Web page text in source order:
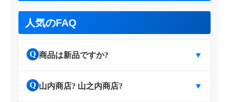
人気のFAQ
Q 商品は新品ですか? ▼
Q 山内商店? 山之内商店? ▼